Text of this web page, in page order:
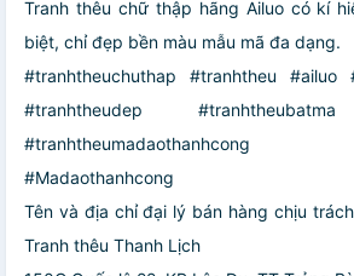
Tranh thêu chữ thập hãng Ailuo có kí
biệt, chỉ đẹp bền màu mẫu mã đa dạng.
#tranhtheuchuthap #tranhtheu #ailuo
#tranhtheudep
#tranhtheumadaothanhcong
#Madaothanhcong
Tên và địa chỉ đại lý bán hàng chịu
Tranh thêu Thanh Lịch